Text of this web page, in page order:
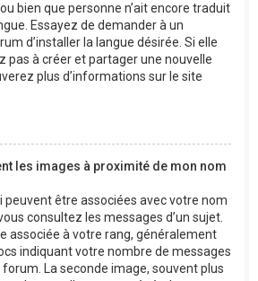
bien que personne n’ait encore traduit
Essayez de demander à un
d’installer la langue désirée. Si elle
pas à créer et partager une nouvelle
plus d’informations sur le site
les images à proximité de mon nom
peuvent être associées avec votre nom
consultez les messages d’un sujet.
associée à votre rang, généralement
indiquant votre nombre de messages
La seconde image, souvent plus